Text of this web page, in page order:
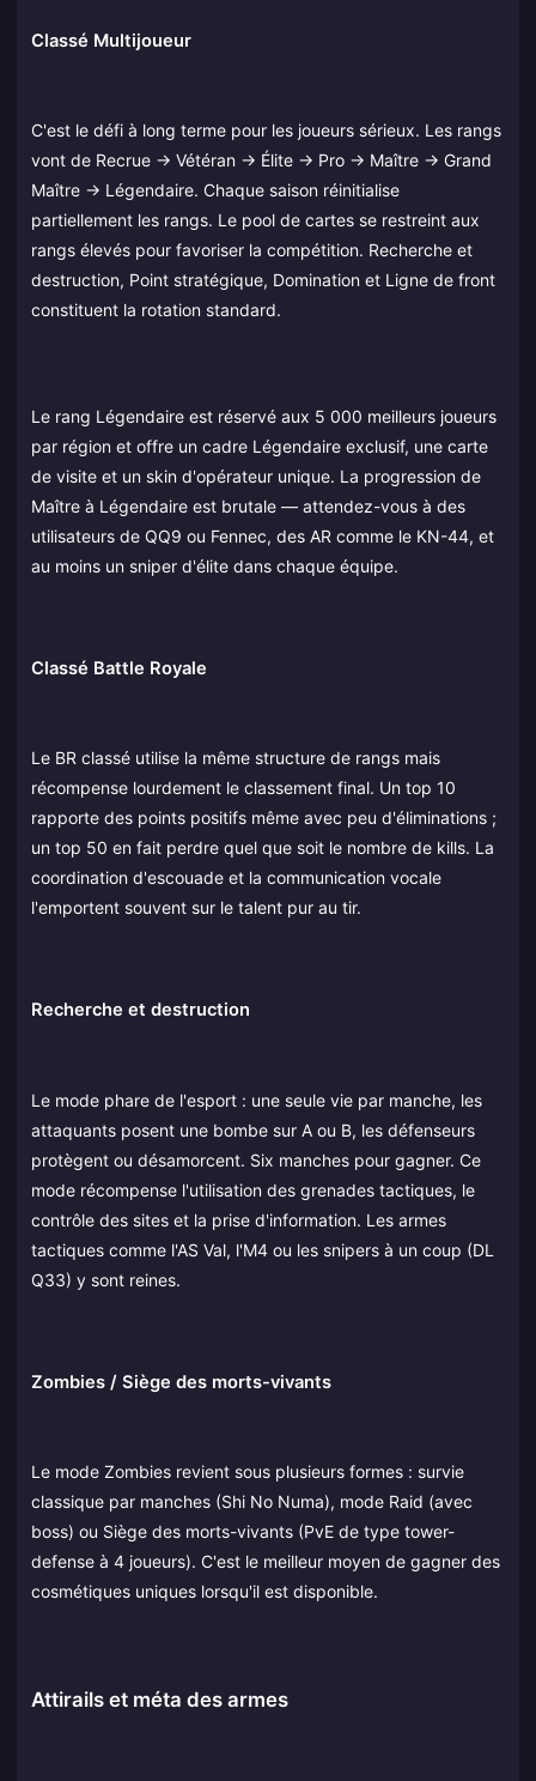
Classé Multijoueur
C'est le défi à long terme pour les joueurs sérieux. Les rangs
vont de Recrue → Vétéran → Élite → Pro → Maître → Grand
Maître → Légendaire. Chaque saison réinitialise
partiellement les rangs. Le pool de cartes se restreint aux
rangs élevés pour favoriser la compétition. Recherche et
destruction, Point stratégique, Domination et Ligne de front
constituent la rotation standard.
Le rang Légendaire est réservé aux 5 000 meilleurs joueurs
par région et offre un cadre Légendaire exclusif, une carte
de visite et un skin d'opérateur unique. La progression de
Maître à Légendaire est brutale — attendez-vous à des
utilisateurs de QQ9 ou Fennec, des AR comme le KN-44, et
au moins un sniper d'élite dans chaque équipe.
Classé Battle Royale
Le BR classé utilise la même structure de rangs mais
récompense lourdement le classement final. Un top 10
rapporte des points positifs même avec peu d'éliminations ;
un top 50 en fait perdre quel que soit le nombre de kills. La
coordination d'escouade et la communication vocale
l'emportent souvent sur le talent pur au tir.
Recherche et destruction
Le mode phare de l'esport : une seule vie par manche, les
attaquants posent une bombe sur A ou B, les défenseurs
protègent ou désamorcent. Six manches pour gagner. Ce
mode récompense l'utilisation des grenades tactiques, le
contrôle des sites et la prise d'information. Les armes
tactiques comme l'AS Val, l'M4 ou les snipers à un coup (DL
Q33) y sont reines.
Zombies / Siège des morts-vivants
Le mode Zombies revient sous plusieurs formes : survie
classique par manches (Shi No Numa), mode Raid (avec
boss) ou Siège des morts-vivants (PvE de type tower-
defense à 4 joueurs). C'est le meilleur moyen de gagner des
cosmétiques uniques lorsqu'il est disponible.
Attirails et méta des armes